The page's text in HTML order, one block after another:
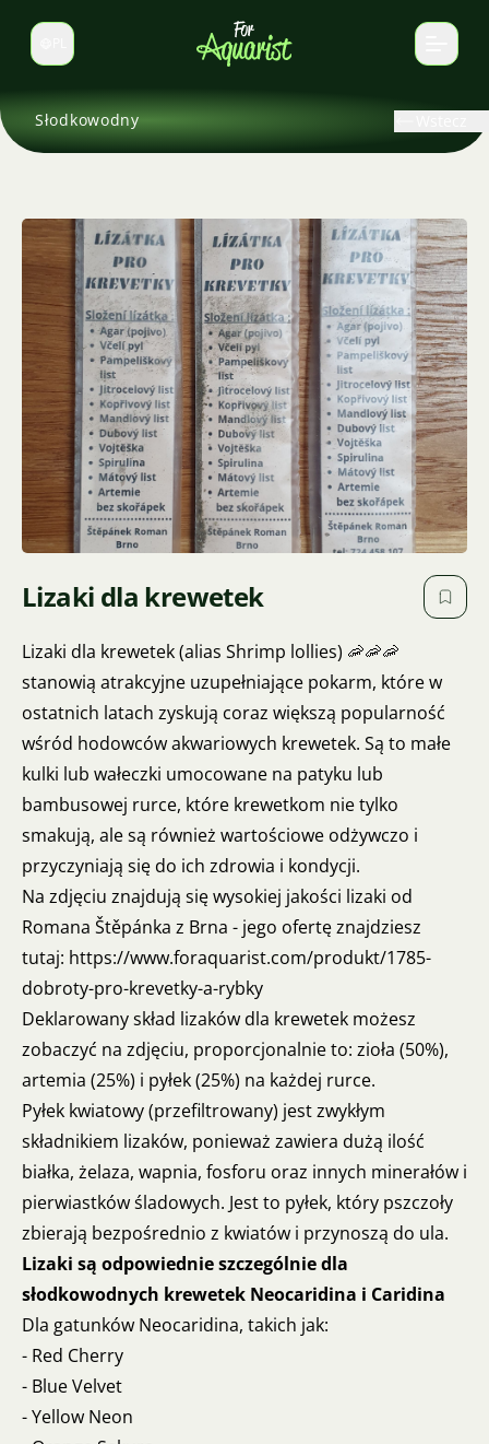
Zmień język
Słodkowodny
Lizaki dla krewetek
Lizaki dla krewetek (alias Shrimp lollies) 🦐🦐🦐
stanowią atrakcyjne uzupełniające pokarm, które w
ostatnich latach zyskują coraz większą popularność
wśród hodowców akwariowych krewetek. Są to małe
kulki lub wałeczki umocowane na patyku lub
bambusowej rurce, które krewetkom nie tylko
smakują, ale są również wartościowe odżywczo i
przyczyniają się do ich zdrowia i kondycji.
Na zdjęciu znajdują się wysokiej jakości lizaki od
Romana Štěpánka z Brna - jego ofertę znajdziesz
tutaj: https://www.foraquarist.com/produkt/1785-
dobroty-pro-krevetky-a-rybky
Deklarowany skład lizaków dla krewetek możesz
zobaczyć na zdjęciu, proporcjonalnie to: zioła (50%),
artemia (25%) i pyłek (25%) na każdej rurce.
Pyłek kwiatowy (przefiltrowany) jest zwykłym
składnikiem lizaków, ponieważ zawiera dużą ilość
białka, żelaza, wapnia, fosforu oraz innych minerałów i
pierwiastków śladowych. Jest to pyłek, który pszczoły
zbierają bezpośrednio z kwiatów i przynoszą do ula.
Lizaki są odpowiednie szczególnie dla
słodkowodnych krewetek Neocaridina i Caridina
Dla gatunków Neocaridina, takich jak:
- Red Cherry
- Blue Velvet
- Yellow Neon